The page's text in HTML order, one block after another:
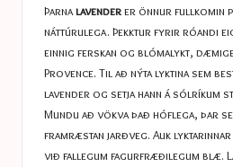
Þarnalavenderer önnur fullkomin
náttúrulega. Þekktur fyrir róandi
einnig ferskan og blómalykt,
Provence. Til að nýta lyktina sem
lavender og setja hann á sólríkum
Mundu að vökva það hóflega, þar
framræstan jarðveg. Auk
við fallegum fagurfræðilegum blæ.